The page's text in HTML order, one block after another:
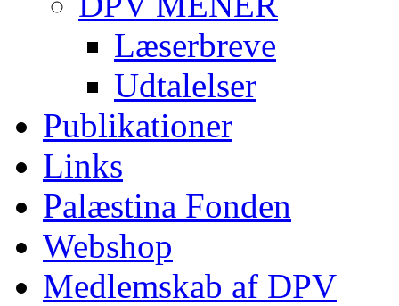
Læserbreve
Udtalelser
Publikationer
Links
Palæstina Fonden
Webshop
Medlemskab af DPV